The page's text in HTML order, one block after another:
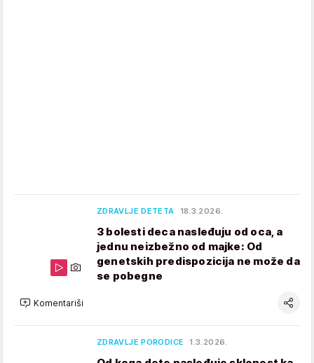
ZDRAVLJE DETETA 18.3.2026.
3 bolesti deca nasleđuju od oca, a
jednu neizbežno od majke: Od
genetskih predispozicija ne može da
se pobegne
Komentariši
ZDRAVLJE PORODICE 1.3.2026.